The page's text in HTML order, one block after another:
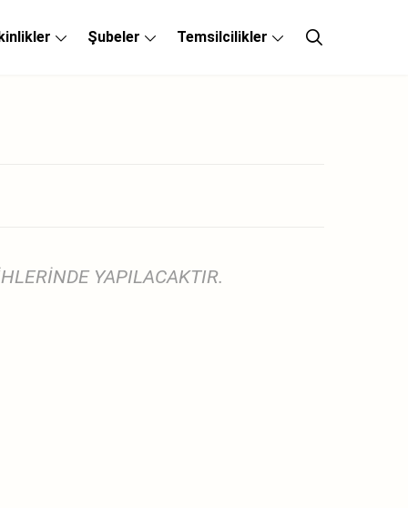
Şubeler Temsilcilikler
YAPILACAKTIR.